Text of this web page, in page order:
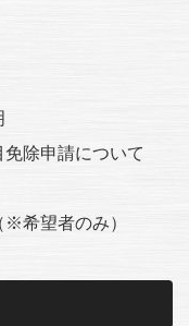
除申請について
希望者のみ）